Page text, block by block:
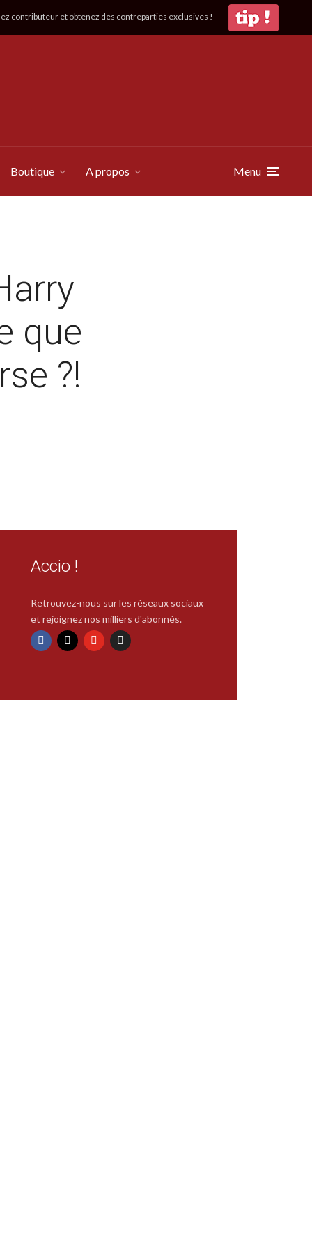
contributeur et obtenez des contreparties exclusives !
Boutique A propos Menu
que
?!
Accio !
Retrouvez-nous sur les réseaux sociaux
et rejoignez nos milliers d'abonnés.